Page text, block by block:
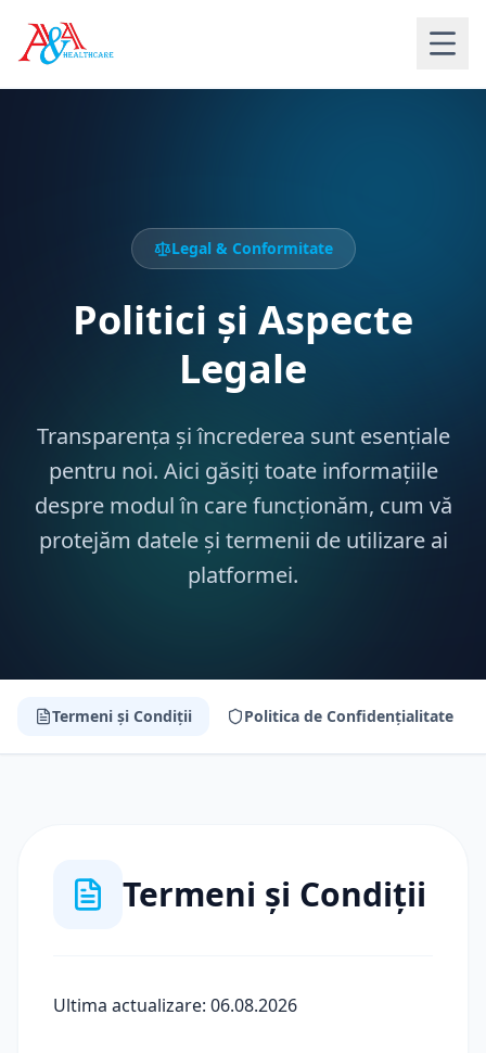
Infiltrații Genunchi
Info Utile
Contact
Legal & Conformitate
Politici și Aspecte
Legale
Transparența și încrederea sunt esențiale
pentru noi. Aici găsiți toate informațiile
despre modul în care funcționăm, cum vă
protejăm datele și termenii de utilizare ai
platformei.
Termeni și Condiții Politica de Confidențialitate
Termeni și Condiții
Ultima actualizare: 06.08.2026